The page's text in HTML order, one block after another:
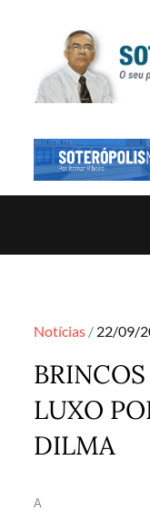
PORTAL
Notícias Posted
22/09/
LUXO
DILMA
A